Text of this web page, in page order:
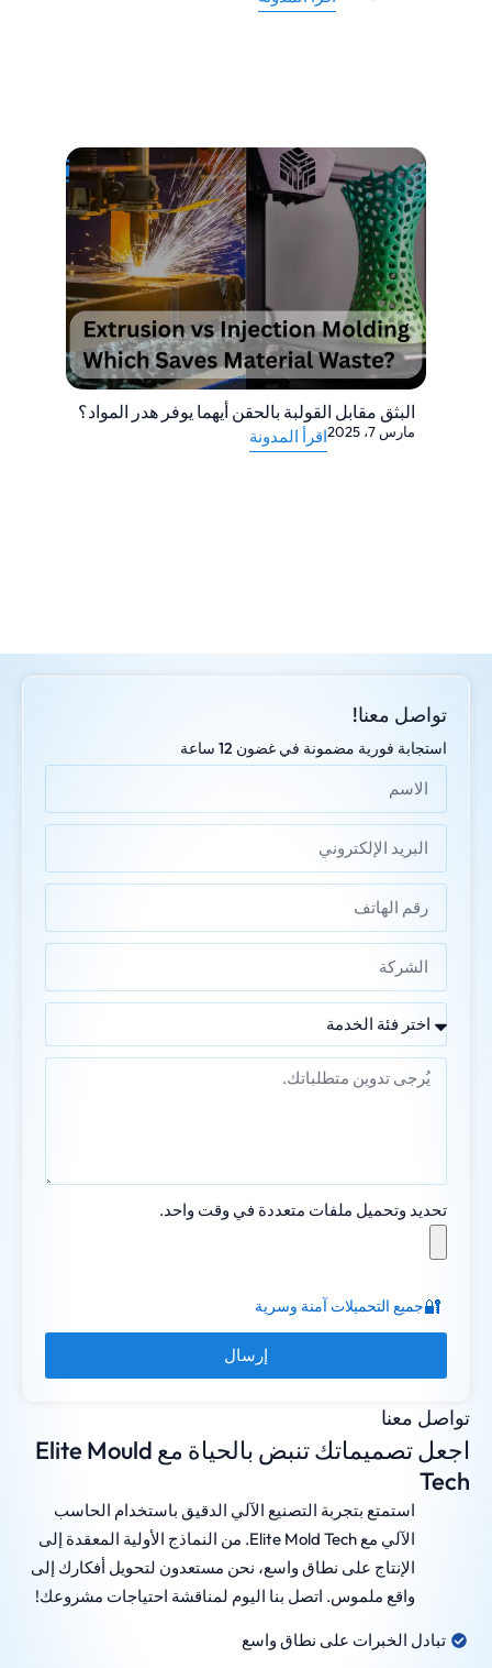
البثق مقابل القولبة بالحقن أيهما يوفر هدر المواد؟
مارس 7، 2025 اقرأ المدونة
تواصل معنا
اجعل تصميماتك تنبض بالحياة مع Elite Mould
Tech
استمتع بتجربة التصنيع الآلي الدقيق باستخدام الحاسب
الآلي مع Elite Mold Tech. من النماذج الأولية المعقدة إلى
الإنتاج على نطاق واسع، نحن مستعدون لتحويل أفكارك إلى
واقع ملموس. اتصل بنا اليوم لمناقشة احتياجات مشروعك!
تبادل الخبرات على نطاق واسع
تواصل معنا!
استجابة فورية مضمونة في غضون 12 ساعة
تحديد وتحميل ملفات متعددة في وقت واحد.
🔐جميع التحميلات آمنة وسرية
إرسال